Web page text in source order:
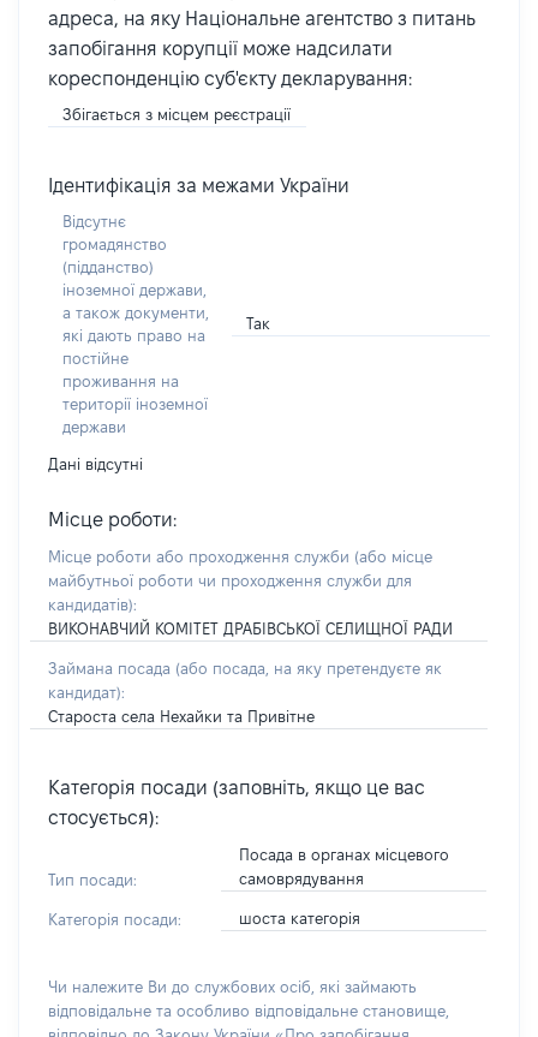
адреса, на яку Національне агентство з питань
запобігання корупції може надсилати
кореспонденцію суб'єкту декларування:
Збігається з місцем реєстрації
Ідентифікація за межами України
Відсутнє
громадянство
(підданство)
іноземної держави,
а також документи,
які дають право на
постійне
проживання на
території іноземної
держави
Так
Дані відсутні
Місце роботи:
Місце роботи або проходження служби (або місце
майбутньої роботи чи проходження служби для
кандидатів):
ВИКОНАВЧИЙ КОМІТЕТ ДРАБІВСЬКОЇ СЕЛИЩНОЇ РАДИ
Займана посада (або посада, на яку претендуєте як
кандидат):
Староста села Нехайки та Привітне
Категорія посади (заповніть, якщо це вас
стосується):
Тип посади:
Посада в органах місцевого
самоврядування
Категорія посади: шоста категорія
Чи належите Ви до службових осіб, які займають
відповідальне та особливо відповідальне становище,